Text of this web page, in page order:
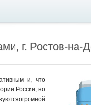
г. Ростов-на-
и, что
России, но